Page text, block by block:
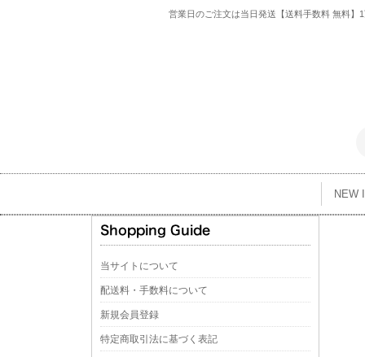
営業日のご注文は当日発送【送料手数料 無料
NEW
当サイトについて
配送料・手数料について
新規会員登録
特定商取引法に基づく表記